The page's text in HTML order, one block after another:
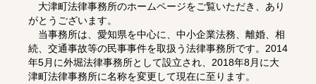
大津町法律事務所のホームページをご覧いただき、あり
がとうございます。
当事務所は、愛知県を中心に、中小企業法務、離婚、相
続、交通事故等の民事事件を取扱う法律事務所です。2014
年5月に外堀法律事務所として設立され、2018年8月に大
津町法律事務所に名称を変更して現在に至ります。